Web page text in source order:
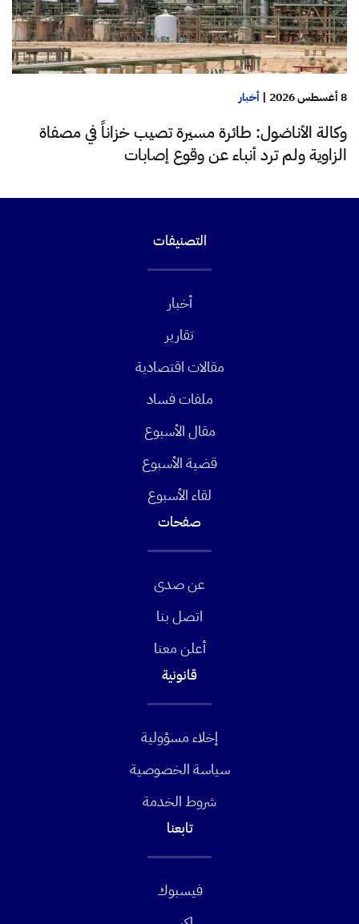
8 أغسطس 2026 | أخبار
وكالة الأناضول: طائرة مسيرة تصيب خزاناً في مصفاة
الزاوية ولم ترد أنباء عن وقوع إصابات
التصنيفات
أخبار
تقارير
مقالات اقتصادية
ملفات فساد
مقال الأسبوع
قضية الأسبوع
لقاء الأسبوع
صفحات
عن صدى
اتصل بنا
أعلن معنا
قانونية
إخلاء مسؤولية
سياسة الخصوصية
شروط الخدمة
تابعنا
فيسبوك